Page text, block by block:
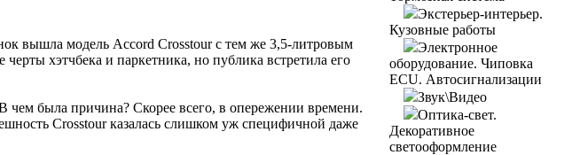
вышла модель Accord Crosstour с тем же 3,5-литровым
хэтчбека и паркетника, но публика встретила его
чем была причина? Скорее всего, в опережении времени.
Crosstour казалась слишком уж специфичной даже
Экстерьер-интерьер.
Кузовные работы
Электронное
оборудование. Чиповка
ECU. Автосигнализации
Звук\Видео
Оптика-свет.
Декоративное
светооформление